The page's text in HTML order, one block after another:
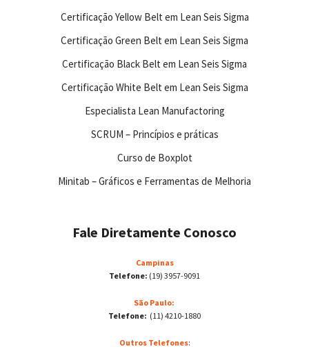
Certificação Yellow Belt em Lean Seis Sigma
Certificação Green Belt em Lean Seis Sigma
Certificação Black Belt em Lean Seis Sigma
Certificação White Belt em Lean Seis Sigma
Especialista Lean Manufactoring
SCRUM – Princípios e práticas
Curso de Boxplot
Minitab – Gráficos e Ferramentas de Melhoria
Fale Diretamente Conosco
Campinas
Telefone: (19) 3957-9091
São Paulo:
Telefone: (11) 4210-1880
Outros Telefones: